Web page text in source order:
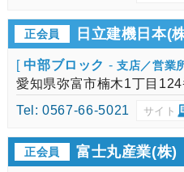
正会員 日立建機日本(
[中部ブロック - 支店／営業
愛知県弥富市楠木1丁目
Tel: 0567-66-5021
サイト
正会員 富士丸産業(株)